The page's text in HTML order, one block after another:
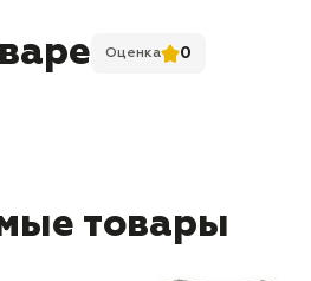
Оценка 0
товары